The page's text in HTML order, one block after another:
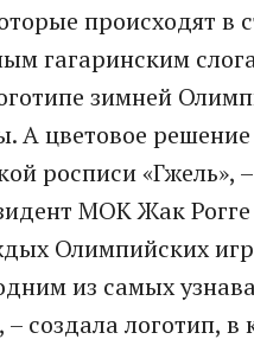
происходят в
гагаринским
зимней
А цветовое решение
росписи
МОК Жак
Олимпийских
из самых
создала логотип,